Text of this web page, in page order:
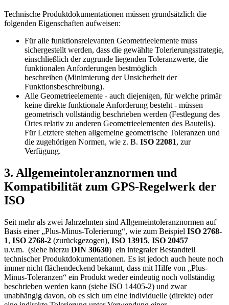
Technische Produktdokumentationen müs­sen grundsätzlich die
folgenden Eigenschaften auf­weisen:
Für alle funktionsrelevanten Geometrieelemente muss
sichergestellt werden, dass die gewählte Tolerierungsstrategie,
ein­schließlich der zugrunde liegenden Tole­ranzwerte, die
funktionalen Anforderungen bestmöglich
beschreiben (Minimierung der Unsicherheit der
Funktionsbeschreibung).
Alle Geometrieelemente - auch diejenigen, für welche primär
keine direkte funktionale Anforderung besteht - müssen
geometrisch vollständig beschrieben werden (Festlegung des
Ortes relativ zu anderen Geometrieelementen des Bauteils).
Für Letztere stehen allgemeine geometrische Toleranzen und
die zugehörigen Normen, wie z. B. ISO 22081, zur
Verfügung.
3. Allgemeintoleranznormen und
Kompatibilität zum GPS-Regelwerk der
ISO
Seit mehr als zwei Jahrzehnten sind Allgemeintoleranznormen auf
Basis einer „Plus-Minus-Tolerie­rung“, wie zum Beispiel ISO 2768-
1, ISO 2768-2 (zurückgezogen), ISO 13915, ISO 20457
u.v.m. (siehe hierzu DIN 30630) ein integraler Bestandteil
technischer Produktdokumentationen. Es ist jedoch auch heute noch
immer nicht flächendeckend bekannt, dass mit Hilfe von „Plus-
Minus-Toleranzen“ ein Produkt weder eindeutig noch vollständig
beschrieben werden kann (siehe ISO 14405-2) und zwar
unabhängig davon, ob es sich um eine individuelle (direkte) oder